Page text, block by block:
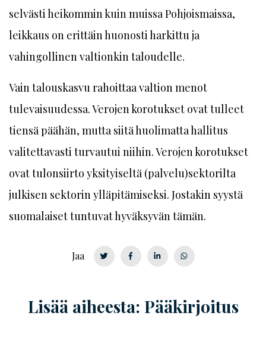
selvästi heikommin kuin muissa Pohjoismaissa,
leikkaus on erittäin huonosti harkittu ja
vahingollinen valtionkin taloudelle.
Vain talouskasvu rahoittaa valtion menot
tulevaisuudessa. Verojen korotukset ovat tulleet
tiensä päähän, mutta siitä huolimatta hallitus
valitettavasti turvautui niihin. Verojen korotukset
ovat tulonsiirto yksityiseltä (palvelu)sektorilta
julkisen sektorin ylläpitämiseksi. Jostakin syystä
suomalaiset tuntuvat hyväksyvän tämän.
Jaa
Lisää aiheesta: Pääkirjoitus